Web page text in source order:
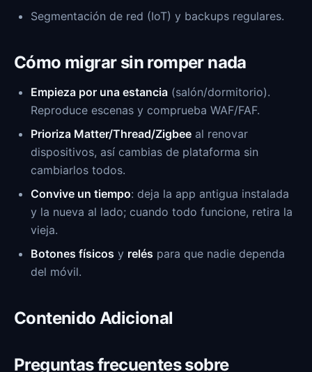
Segmentación de red (IoT) y backups regulares.
Cómo migrar sin romper nada
Empieza por una estancia (salón/dormitorio).
Reproduce escenas y comprueba WAF/FAF.
Prioriza Matter/Thread/Zigbee al renovar
dispositivos, así cambias de plataforma sin
cambiarlos todos.
Convive un tiempo: deja la app antigua instalada
y la nueva al lado; cuando todo funcione, retira la
vieja.
Botones físicos y relés para que nadie dependa
del móvil.
Contenido Adicional
Preguntas frecuentes sobre